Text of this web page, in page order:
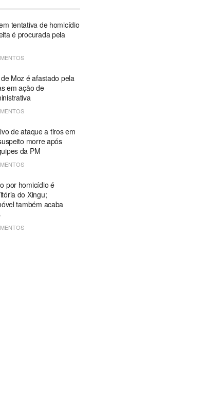
tentativa de homicídio
é procurada pela
Moz é afastado pela
em ação de
de ataque a tiros em
morre após
da PM
por homicídio é
do Xingu;
também acaba